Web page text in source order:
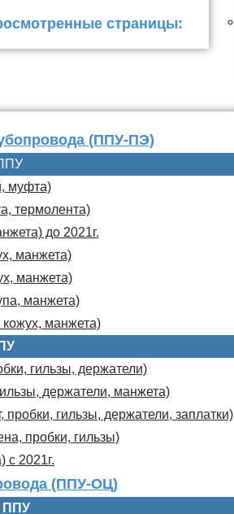
страницы:
(ППУ-ПЭ)
муфта)
термолента)
до 2021г.
манжета)
манжета)
манжета)
манжета)
гильзы, держатели)
держатели, манжета)
гильзы, держатели, заплатки)
пробки, гильзы)
с 2021г.
(ППУ-ОЦ)
ППУ